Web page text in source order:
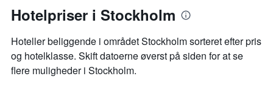
Hotelpriser i Stockholm
Hoteller beliggende i området Stockholm sorteret efter pris
og hotelklasse. Skift datoerne øverst på siden for at se
flere muligheder i Stockholm.